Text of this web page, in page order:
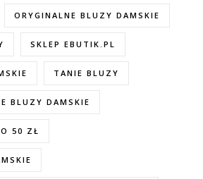
ORYGINALNE BLUZY DAMSKIE
SKLEP EBUTIK.PL
TANIE BLUZY
BLUZY DAMSKIE
50 ZŁ